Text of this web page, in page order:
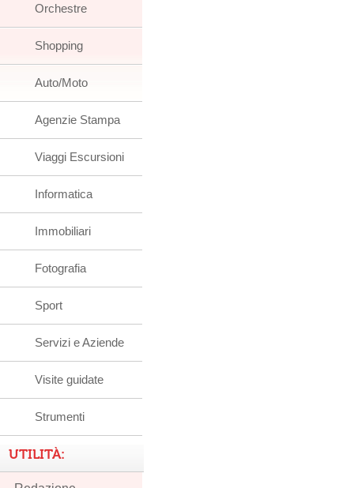
Orchestre
Shopping
Auto/Moto
Agenzie Stampa
Viaggi Escursioni
Informatica
Immobiliari
Fotografia
Sport
Servizi e Aziende
Visite guidate
Strumenti
UTILITÀ: